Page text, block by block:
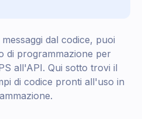
dal codice, puoi
di programmazione per
all'API. Qui sotto trovi il
di codice pronti all'uso in